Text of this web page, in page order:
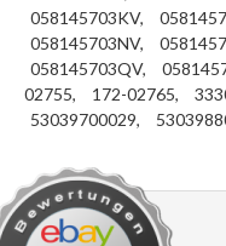
058145703KV,
058145703NV,
058145703QV,
02755,
172-02765,
53039700029,